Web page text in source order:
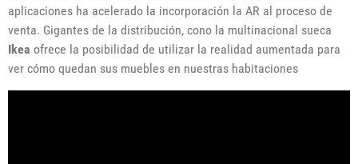
aplicaciones ha acelerado la incorporación la AR al proceso de
venta. Gigantes de la distribución, cono la multinacional sueca
Ikea ofrece la posibilidad de utilizar la realidad aumentada para
ver cómo quedan sus muebles en nuestras habitaciones